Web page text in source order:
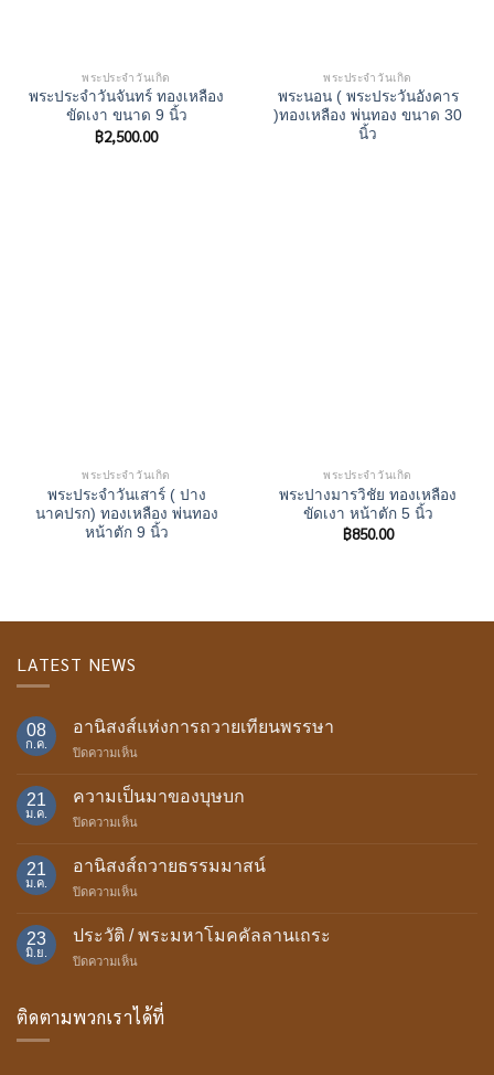
พระประจำวันเกิด
พระประจำวันจันทร์ ทองเหลือง
ขัดเงา ขนาด 9 นิ้ว
฿2,500.00
พระประจำวันเกิด
พระนอน ( พระประวันอังคาร
)ทองเหลือง พ่นทอง ขนาด 30
นิ้ว
พระประจำวันเกิด
พระประจําวันเสาร์ ( ปาง
นาคปรก) ทองเหลือง พ่นทอง
หน้าตัก 9 นิ้ว
พระประจำวันเกิด
พระปางมารวิชัย ทองเหลือง
ขัดเงา หน้าตัก 5 นิ้ว
฿850.00
LATEST NEWS
08
ก.ค.
อานิสงส์แห่งการถวายเทียนพรรษา
ปิดความเห็น
ถวาย
พรรษา
21
ม.ค.
ความเป็นมาของบุษบก
ปิดความเห็น
ของ
21
ม.ค.
อานิสงส์ถวายธรรมมาสน์
ปิดความเห็น
ถวาย
มา
23
มิ.ย.
ประวัติ / พระมหาโมคคัลลานเถระ
ปิดความเห็น
พระ
ติดตามพวกเราได้ที่